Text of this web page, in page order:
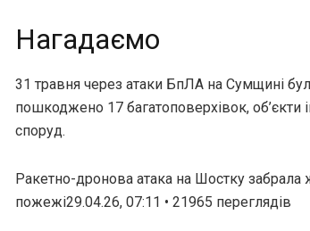
Нагадаємо
31 травня через атаки БпЛА на Сумщині
пошкоджено 17 багатоповерхівок, об’єкти
споруд.
Ракетно-дронова атака на Шостку забрала
пожежі29.04.26, 07:11 • 21965 переглядiв